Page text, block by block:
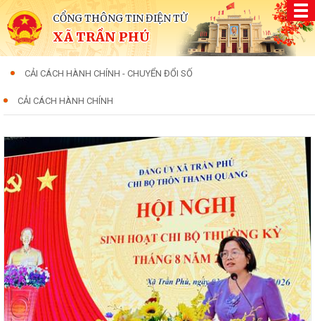
CỔNG THÔNG TIN ĐIỆN TỬ
XÃ TRẦN PHÚ
CẢI CÁCH HÀNH CHÍNH - CHUYỂN ĐỔI SỐ
CẢI CÁCH HÀNH CHÍNH